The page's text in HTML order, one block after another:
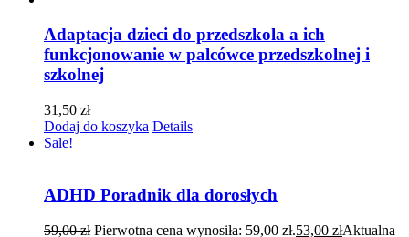
Adaptacja dzieci do przedszkola a ich
funkcjonowanie w palcówce przedszkolnej i
szkolnej
31,50 zł
Dodaj do koszyka Details
Sale!
ADHD Poradnik dla dorosłych
59,00zł Pierwotna cena wynosiła: 59,00 zł.53,00 złAktualna